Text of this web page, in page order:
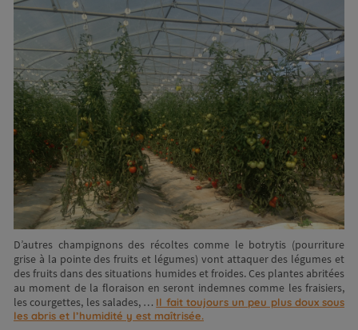
D’autres champignons des récoltes comme le botrytis (pourriture
grise à la pointe des fruits et légumes) vont attaquer des légumes et
des fruits dans des situations humides et froides. Ces plantes abritées
au moment de la floraison en seront indemnes comme les fraisiers,
les courgettes, les salades, … Il fait toujours un peu plus doux sous
les abris et l’humidité y est maîtrisée.
Ne ratez plus rien,
Abonnez-vous à notre newsletter
Je m’inscris